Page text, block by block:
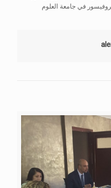
في جامعة العلوم